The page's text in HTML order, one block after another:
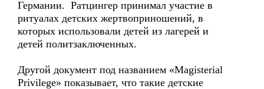
Германии. Ратцингер принимал участие в
ритуалах детских жертвоприношений, в
которых использовали детей из лагерей и
детей политзаключенных.
Другой документ под названием «Magisterial
Privilege» показывает, что такие детские